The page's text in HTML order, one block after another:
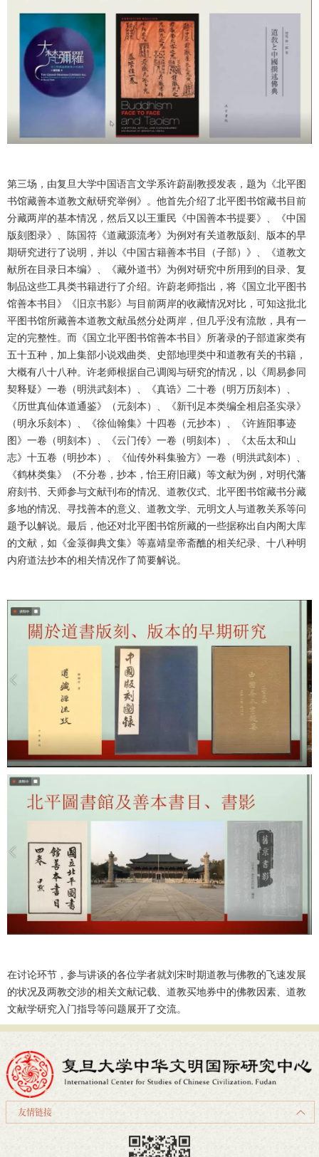
第三场，由复旦大学中国语言文学系许蔚副教授发表，题为《北平图
书馆藏善本道教文献研究举例》。他首先介绍了北平图书馆藏书目前
分藏两岸的基本情况，然后又以王重民《中国善本书提要》、《中国
版刻图录》、陈国符《道藏源流考》为例对有关道教版刻、版本的早
期研究进行了说明，并以《中国古籍善本书目（子部）》、《道教文
献所在目录日本编》、《藏外道书》为例对研究中所用到的目录、复
制品这些工具类书籍进行了介绍。许蔚老师指出，将《国立北平图书
馆善本书目》《旧京书影》与目前两岸的收藏情况对比，可知这批北
平图书馆所藏善本道教文献虽然分处两岸，但几乎没有流散，具有一
定的完整性。而《国立北平图书馆善本书目》所著录的子部道家类有
五十五种，加上集部小说戏曲类、史部地理类中和道教有关的书籍，
大概有八十八种。许老师根据自己调阅与研究的情况，以《周易参同
契释疑》一卷（明洪武刻本）、《真诰》二十卷（明万历刻本）、
《历世真仙体道通鉴》（元刻本）、《新刊足本类编全相启圣实录》
（明永乐刻本）、《徐仙翰集》十四卷（元抄本）、《许旌阳事迹
图》一卷（明刻本）、《云门传》一卷（明刻本）、《太岳太和山
志》十五卷（明抄本）、《仙传外科集验方》一卷（明洪武刻本）、
《鹤林类集》（不分卷，抄本，怡王府旧藏）等文献为例，对明代藩
府刻书、天师参与文献刊布的情况、道教仪式、北平图书馆藏书分藏
多地的情况、寻找善本的意义、道教文学、元明文人与道教关系等问
题予以解说。最后，他还对北平图书馆所藏的一些据称出自内阁大库
的文献，如《金箓御典文集》等嘉靖皇帝斋醮的相关纪录、十八种明
内府道法抄本的相关情况作了简要解说。
在讨论环节，参与讲谈的各位学者就刘宋时期道教与佛教的飞速发展
的状况及两教交涉的相关文献记载、道教买地券中的佛教因素、道教
文献学研究入门指导等问题展开了交流。
友情链接